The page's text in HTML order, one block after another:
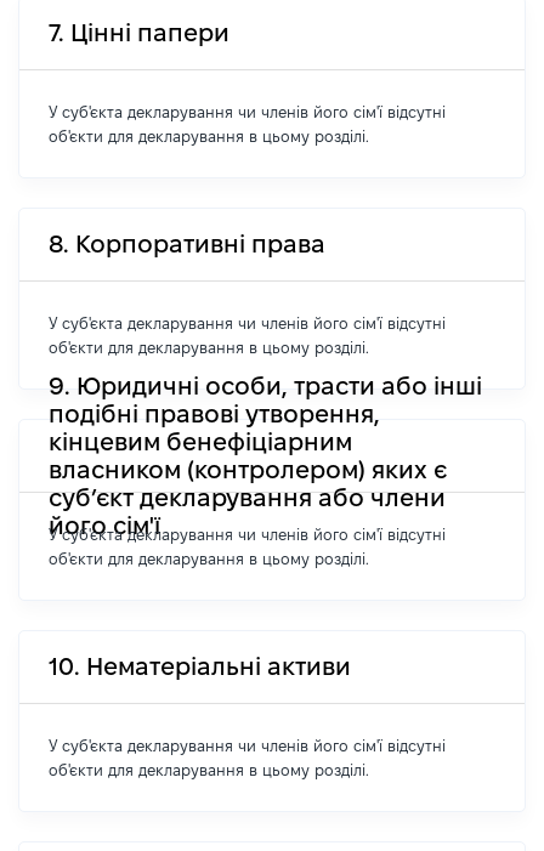
7. Цінні папери
У суб'єкта декларування чи членів його сім'ї відсутні
об'єкти для декларування в цьому розділі.
8. Корпоративні права
У суб'єкта декларування чи членів його сім'ї відсутні
об'єкти для декларування в цьому розділі.
9. Юридичні особи, трасти або інші
подібні правові утворення,
кінцевим бенефіціарним
власником (контролером) яких є
суб’єкт декларування або члени
його сім'ї
У суб'єкта декларування чи членів його сім'ї відсутні
об'єкти для декларування в цьому розділі.
10. Нематеріальні активи
У суб'єкта декларування чи членів його сім'ї відсутні
об'єкти для декларування в цьому розділі.